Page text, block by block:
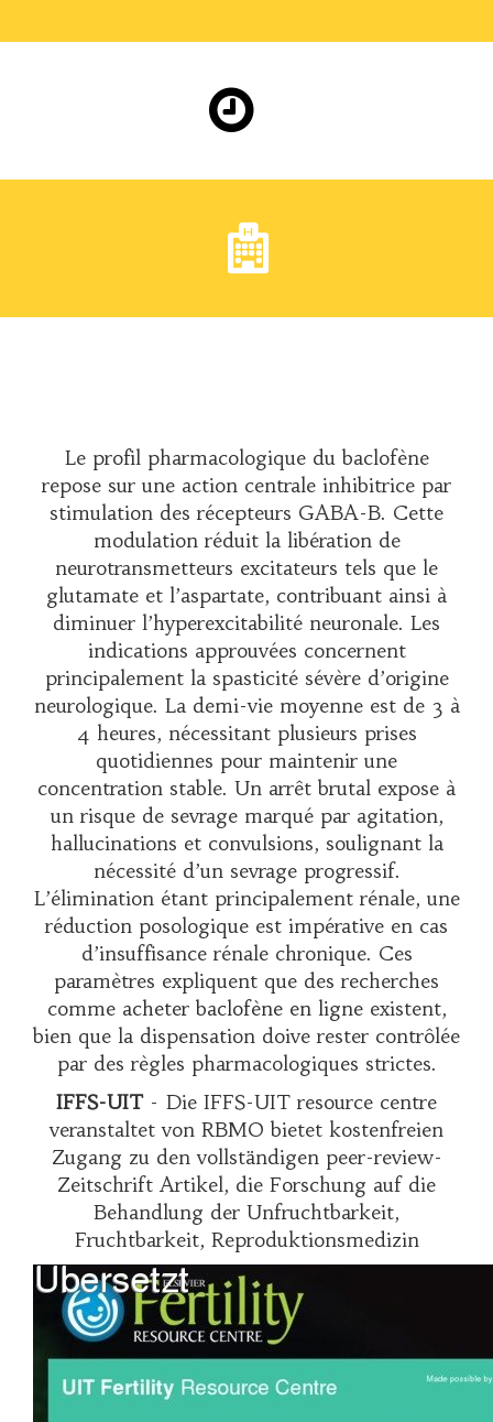
Le profil pharmacologique du baclofène
repose sur une action centrale inhibitrice par
stimulation des récepteurs GABA-B. Cette
modulation réduit la libération de
neurotransmetteurs excitateurs tels que le
glutamate et l’aspartate, contribuant ainsi à
diminuer l’hyperexcitabilité neuronale. Les
indications approuvées concernent
principalement la spasticité sévère d’origine
neurologique. La demi-vie moyenne est de 3 à
4 heures, nécessitant plusieurs prises
quotidiennes pour maintenir une
concentration stable. Un arrêt brutal expose à
un risque de sevrage marqué par agitation,
hallucinations et convulsions, soulignant la
nécessité d’un sevrage progressif.
L’élimination étant principalement rénale, une
réduction posologique est impérative en cas
d’insuffisance rénale chronique. Ces
paramètres expliquent que des recherches
comme acheter baclofène en ligneexistent,
bien que la dispensation doive rester contrôlée
par des règles pharmacologiques strictes.
IFFS-UIT- Die IFFS-UIT resource centre
veranstaltet von RBMO bietet kostenfreien
Zugang zu den vollständigen peer-review-
Zeitschrift Artikel, die Forschung auf die
Behandlung der Unfruchtbarkeit,
Fruchtbarkeit, Reproduktionsmedizin